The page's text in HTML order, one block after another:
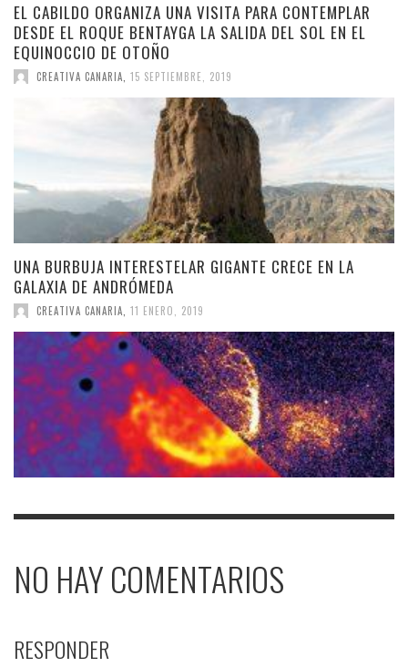
EL CABILDO ORGANIZA UNA VISITA PARA CONTEMPLAR
DESDE EL ROQUE BENTAYGA LA SALIDA DEL SOL EN EL
EQUINOCCIO DE OTOÑO
CREATIVA CANARIA 15 SEPTIEMBRE, 2019
UNA BURBUJA INTERESTELAR GIGANTE CRECE EN LA
GALAXIA DE ANDRÓMEDA
CREATIVA CANARIA 11 ENERO, 2019
NO HAY COMENTARIOS
RESPONDER